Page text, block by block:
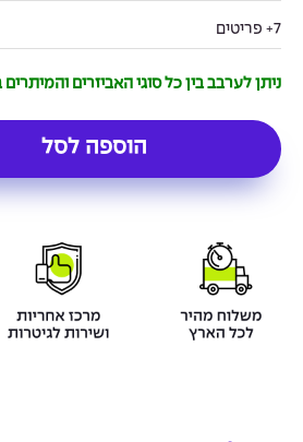
7+ פריטים
ניתן לערבב בין כל סוגי האביזרים
הוספה לסל